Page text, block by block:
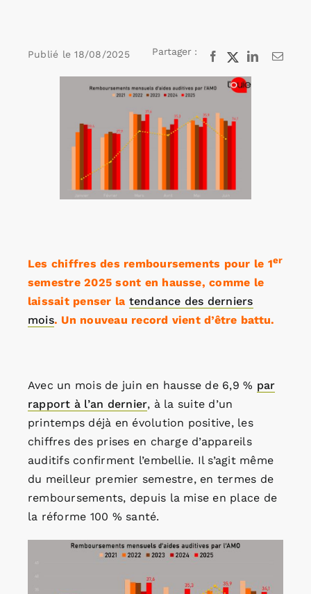
Annonces emploi
Publié le 18/08/2025 Partager : Facebook
X LinkedInEmail
Les chiffres des remboursements pour le 1er
semestre 2025 sont en hausse, comme le
laissait penser la tendance des derniers
mois. Un nouveau record vient d’être battu.
Avec un mois de juin en hausse de 6,9 % par
rapport à l’an dernier, à la suite d’un
printemps déjà en évolution positive, les
chiffres des prises en charge d’appareils
auditifs confirment l’embellie. Il s’agit même
du meilleur premier semestre, en termes de
remboursements, depuis la mise en place de
la réforme 100 % santé.